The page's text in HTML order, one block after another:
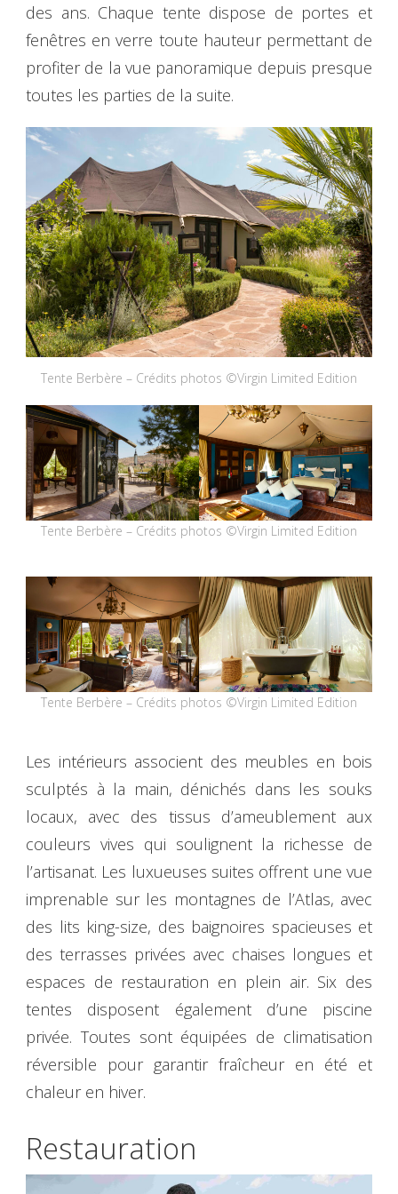
des ans. Chaque tente dispose de portes et
fenêtres en verre toute hauteur permettant de
profiter de la vue panoramique depuis presque
toutes les parties de la suite.
Tente Berbère – Crédits photos ©Virgin Limited Edition
Tente Berbère – Crédits photos ©Virgin Limited Edition
Tente Berbère – Crédits photos ©Virgin Limited Edition
Les intérieurs associent des meubles en bois
sculptés à la main, dénichés dans les souks
locaux, avec des tissus d’ameublement aux
couleurs vives qui soulignent la richesse de
l’artisanat. Les luxueuses suites offrent une vue
imprenable sur les montagnes de l’Atlas, avec
des lits king-size, des baignoires spacieuses et
des terrasses privées avec chaises longues et
espaces de restauration en plein air. Six des
tentes disposent également d’une piscine
privée. Toutes sont équipées de climatisation
réversible pour garantir fraîcheur en été et
chaleur en hiver.
Restauration